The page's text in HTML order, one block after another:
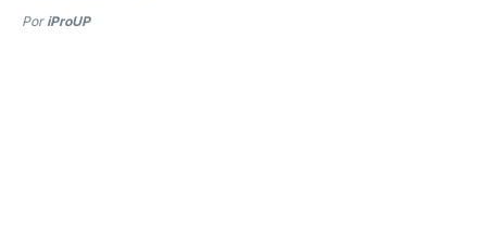
Por iProUP